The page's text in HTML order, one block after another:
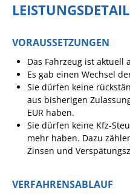
VORAUSSETZUNGEN
Das Fahrzeug ist aktuell
Es gab einen Wechsel
Sie dürfen keine
aus bisherigen
EUR haben.
Sie dürfen keine Kfz-
mehr haben. Dazu
Zinsen und
VERFAHRENSABLAUF